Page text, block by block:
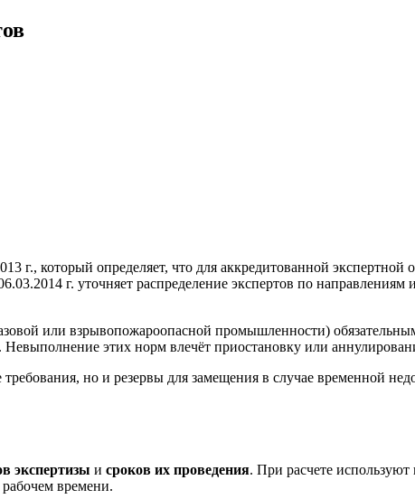
который определяет, что для аккредитованной экспертной
г. уточняет распределение экспертов по направлениям
или взрывопожароопасной промышленности)
Невыполнение этих норм влечёт приостановку или
но и резервы для замещения в случае временной
экспертизы и сроков их проведения. При расчете используют
времени.